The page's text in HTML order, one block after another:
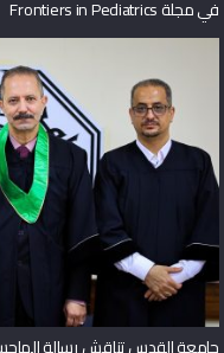
لمحة عن جامعة القدس
مكتب رئيس الجامعة
المتاحف والمراكز
الحرم الجامعي
وظائف شاغرة
إتـصل بنا
القبول والمساعدات المالية